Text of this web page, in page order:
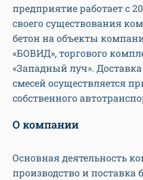
предприятие работает с
своего существования
бетон на объекты
«БОВИД», торгового
«Западный луч».
смесей осуществляется
собственного
О компании
Основная деятельность
производство и поставка